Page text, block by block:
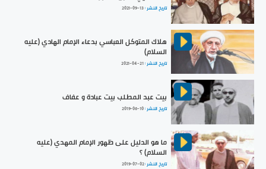
تاريخ النشر :2021-09-13
هلاك المتوكل العباسي بدعاء الإمام الهادي (عليه
السلام)
تاريخ النشر :2021-04-21
بيت عبد المطلب بيت عبادة و عفاف
تاريخ النشر :2019-06-10
ما هو الدليل على ظهور الإمام المهدي (عليه
السلام) ؟
تاريخ النشر :2019-07-02